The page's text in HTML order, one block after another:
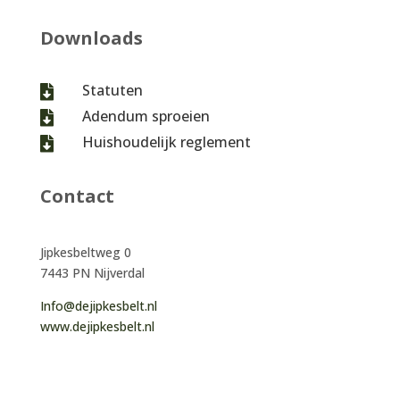
Downloads
 Statuten
 Adendum sproeien
 Huishoudelijk reglement
Contact
Jipkesbeltweg 0
7443 PN Nijverdal
Info@dejipkesbelt.nl
www.dejipkesbelt.nl